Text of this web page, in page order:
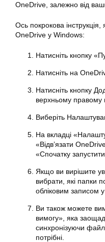
OneDrive, залежно від
Ось покрокова
OneDrive у Windows:
Натисніть кнопку
Натисніть на
Натисніть кнопку
верхньому правому
Виберіть
На вкладці
«Відв’язати
«Спочатку
Якщо ви вирішите
вибрати, які папки
обліковим записом
Ви також можете
вимогу», яка
синхронізуючи
потрібні.